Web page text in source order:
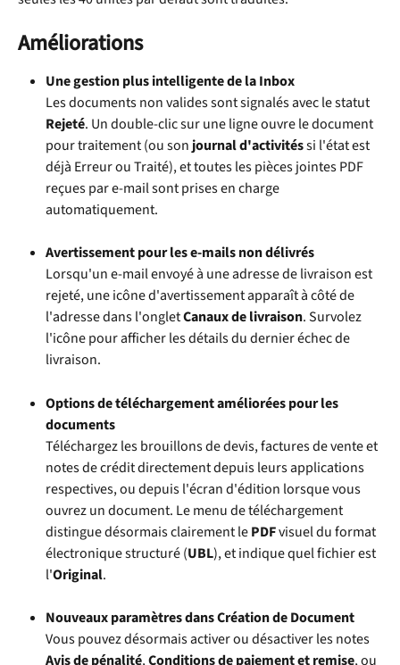
Améliorations
Une gestion plus intelligente de la Inbox
Les documents non valides sont signalés avec le statut
Rejeté. Un double-clic sur une ligne ouvre le document
pour traitement (ou son journal d'activités si l'état est
déjà Erreur ou Traité), et toutes les pièces jointes PDF
reçues par e-mail sont prises en charge
automatiquement.
Avertissement pour les e-mails non délivrés
Lorsqu'un e-mail envoyé à une adresse de livraison est
rejeté, une icône d'avertissement apparaît à côté de
l'adresse dans l'onglet Canaux de livraison. Survolez
l'icône pour afficher les détails du dernier échec de
livraison.
Options de téléchargement améliorées pour les
documents
Téléchargez les brouillons de devis, factures de vente et
notes de crédit directement depuis leurs applications
respectives, ou depuis l'écran d'édition lorsque vous
ouvrez un document. Le menu de téléchargement
distingue désormais clairement le PDF visuel du format
électronique structuré (UBL), et indique quel fichier est
l'Original.
Nouveaux paramètres dans Création de Document
Vous pouvez désormais activer ou désactiver les notes
Avis de pénalité, Conditions de paiement et remise, ou